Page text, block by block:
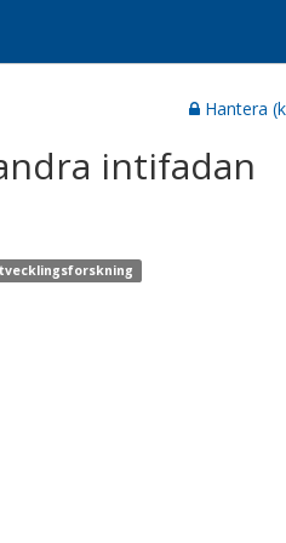
Hantera
intifadan